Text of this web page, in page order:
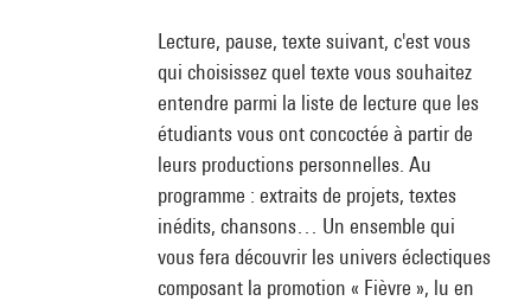
Lecture, pause, texte suivant, c'est vous
qui choisissez quel texte vous souhaitez
entendre parmi la liste de lecture que les
étudiants vous ont concoctée à partir de
leurs productions personnelles. Au
programme : extraits de projets, textes
inédits, chansons… Un ensemble qui
vous fera découvrir les univers éclectiques
composant la promotion « Fièvre », lu en